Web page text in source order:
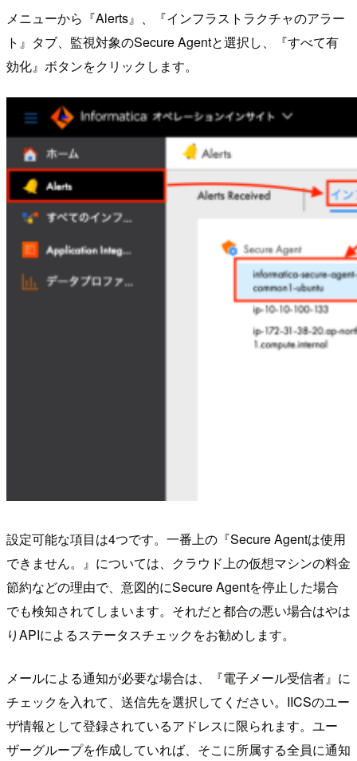
メニューから『Alerts』、『インフラストラクチャのアラー
ト』タブ、監視対象のSecure Agentと選択し、『すべて有
効化』ボタンをクリックします。
設定可能な項目は4つです。一番上の『Secure Agentは使用
できません。』については、クラウド上の仮想マシンの料金
節約などの理由で、意図的にSecure Agentを停止した場合
でも検知されてしまいます。それだと都合の悪い場合はやは
りAPIによるステータスチェックをお勧めします。
メールによる通知が必要な場合は、『電子メール受信者』に
チェックを入れて、送信先を選択してください。IICSのユー
ザ情報として登録されているアドレスに限られます。ユー
ザーグループを作成していれば、そこに所属する全員に通知